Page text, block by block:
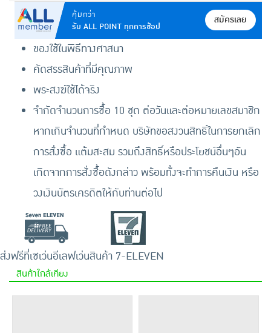
คุ้มกว่า
รับ ALL POINT ทุกการช้อป
สมัครเลย
ของใช้ในพิธีทางศาสนา
คัดสรรสินค้าที่มีคุณภาพ
พระสงฆ์ใช้ได้จริง
จำกัดจำนวนการซื้อ 10 ชุด ต่อวันและต่อหมายเลขสมาชิก
หากเกินจำนวนที่กำหนด บริษัทขอสงวนสิทธิ์ในการยกเลิก
การสั่งซื้อ แต้มสะสม รวมถึงสิทธิ์หรือประโยชน์อื่นๆอัน
เกิดจากการสั่งซื้อดังกล่าว พร้อมทั้งจะทำการคืนเงิน หรือ
วงเงินบัตรเครดิตให้กับท่านต่อไป
ส่งฟรีที่เซเว่นอีเลฟเว่นสินค้า 7-ELEVEN
สินค้าใกล้เคียง